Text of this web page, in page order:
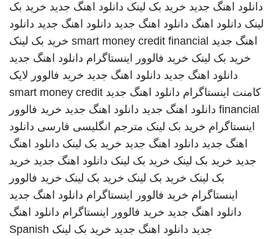
دانلود اهنگ جدید خرید بک لینک دانلود اهنگ جدید خرید بک
لینک دانلود اهنگ دانلود اهنگ جدید دانلود اهنگ جدید دانلود
اهنگ جدید smart money credit financial خرید بک لینک
خرید بک لینک خرید فالوور اینستاگرام دانلود اهنگ جدید
دانلود اهنگ جدید دانلود اهنگ جدید خرید فالوور لایک
کامنت اینستاگرام دانلود اهنگ جدید smart money credit
financial دانلود اهنگ جدید دانلود اهنگ جدید خرید فالوور
اینستاگرام خرید بک لینک مترجم انگلیسی فارسی دانلود
اهنگ جدید دانلود اهنگ جدید خرید بک لینک دانلود اهنگ
جدید خرید بک لینک خرید بک لینک دانلود اهنگ جدید خرید
بک لینک خرید بک لینک خرید بک لینک خرید فالوور
اینستاگرام خرید فالوور اینستاگرام دانلود اهنگ جدید
دانلود اهنگ جدید خرید فالوور اینستاگرام دانلود اهنگ
جدید دانلود اهنگ جدید خرید بک لینک Spanish